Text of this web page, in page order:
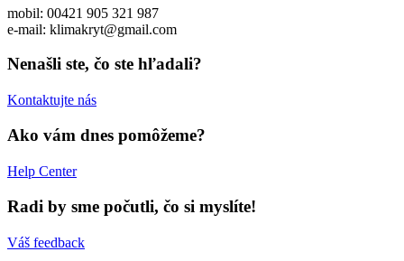
mobil: 00421 905 321 987
e-mail: klimakryt@gmail.com
Nenašli ste, čo ste hľadali?
Kontaktujte nás
Ako vám dnes pomôžeme?
Help Center
Radi by sme počutli, čo si myslíte!
Váš feedback